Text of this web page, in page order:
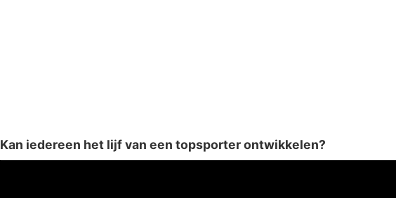
Kan iedereen het lijf van een topsporter ontwikkelen?